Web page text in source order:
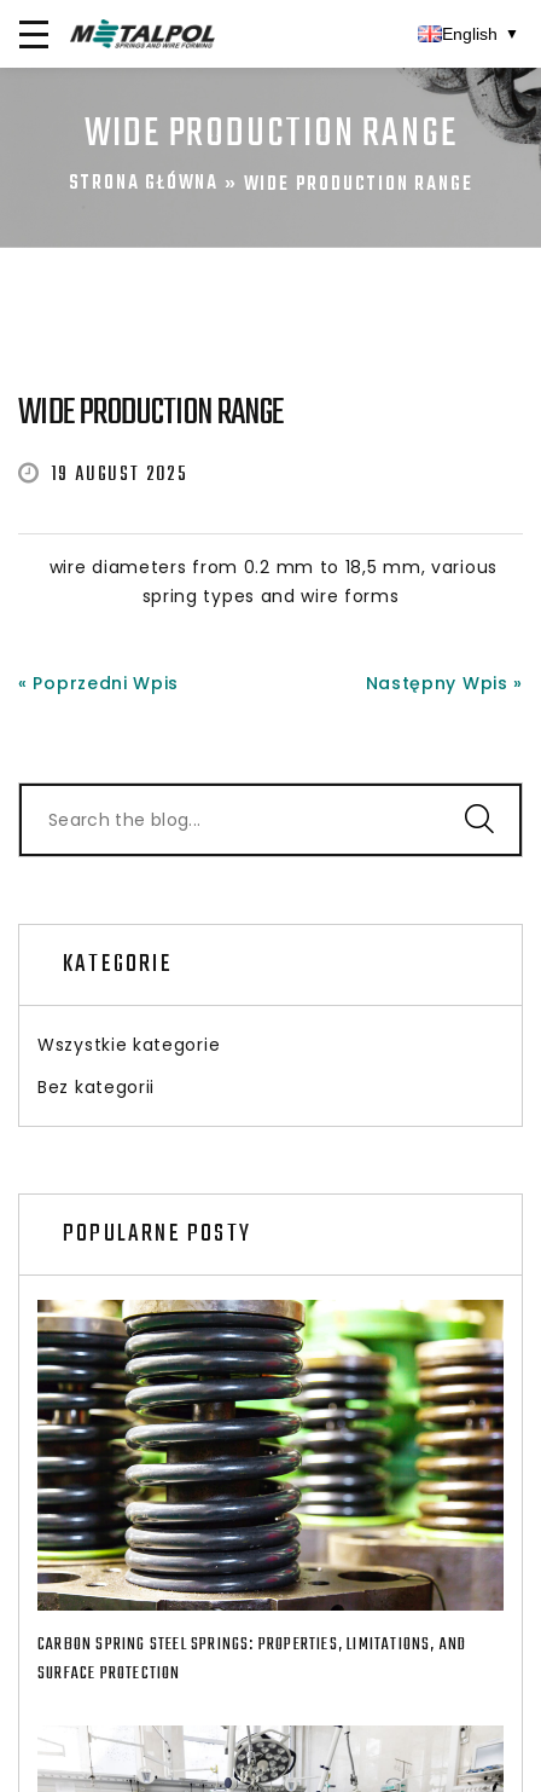
English ▼
WIDE PRODUCTION RANGE
STRONA GŁÓWNA » WIDE PRODUCTION RANGE
WIDE PRODUCTION RANGE
19 AUGUST 2025
wire diameters from 0.2 mm to 18,5 mm, various
spring types and wire forms
« Poprzedni Wpis Następny Wpis »
KATEGORIE
Wszystkie kategorie
Bez kategorii
POPULARNE POSTY
CARBON SPRING STEEL SPRINGS: PROPERTIES, LIMITATIONS, AND
SURFACE PROTECTION